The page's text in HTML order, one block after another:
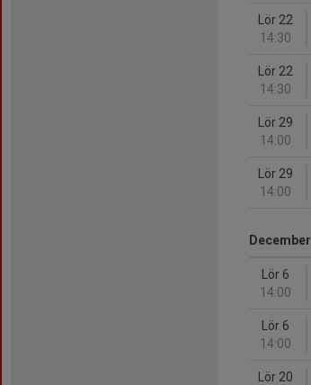
Lör 22
14:30
Lör 22
14:30
Lör 29
14:00
Lör 29
14:00
December
Lör 6
14:00
Lör 6
14:00
Lör 20